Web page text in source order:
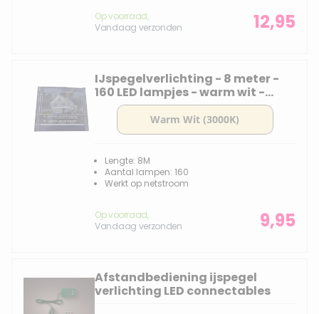
Op voorraad,
Vandaag verzonden
12,95
IJspegelverlichting - 8 meter -
160 LED lampjes - warm wit -
knipper functie
Lengte: 8M
Aantal lampen: 160
Werkt op netstroom
Op voorraad,
Vandaag verzonden
9,95
Afstandbediening ijspegel
verlichting LED connectables